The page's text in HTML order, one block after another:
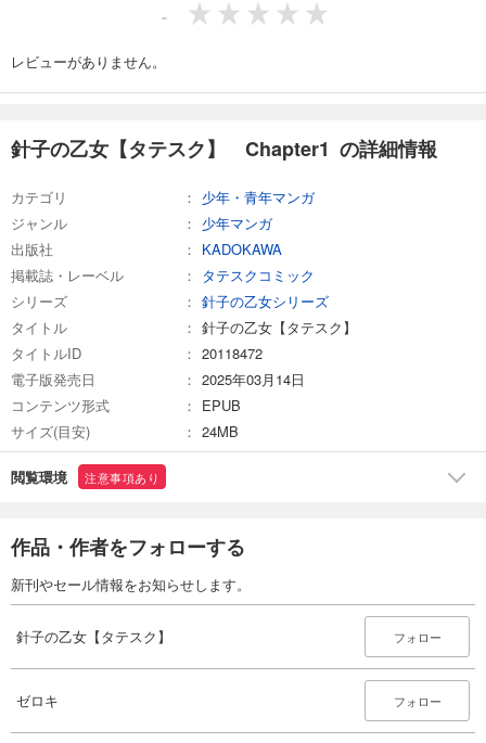
あらすじを表示する
66円 (税込)
あらすじを表示する
-
レビューがありません。
針子の乙女【タテスク】 Chapter1 の詳細情報
カテゴリ
少年・青年マンガ
ジャンル
少年マンガ
出版社
KADOKAWA
掲載誌・レーベル
タテスクコミック
シリーズ
針子の乙女シリーズ
タイトル
針子の乙女【タテスク】
タイトルID
20118472
電子版発売日
2025年03月14日
コンテンツ形式
EPUB
サイズ(目安)
24MB
閲覧環境 注意事項あり
作品・作者をフォローする
新刊やセール情報をお知らせします。
針子の乙女【タテスク】 フォロー
ゼロキ フォロー